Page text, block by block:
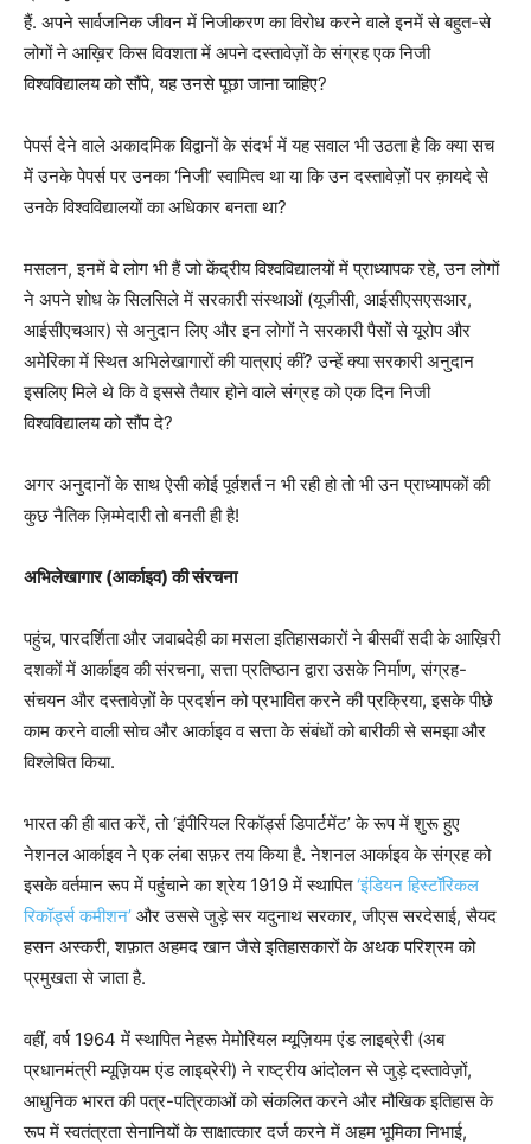
हैं. अपने सार्वजनिक जीवन में निजीकरण का विरोध करने वाले इनमें से बहुत-से
लोगों ने आख़िर किस विवशता में अपने दस्तावेज़ों के संग्रह एक निजी
विश्वविद्यालय को सौंपे, यह उनसे पूछा जाना चाहिए?
पेपर्स देने वाले अकादमिक विद्वानों के संदर्भ में यह सवाल भी उठता है कि क्या सच
में उनके पेपर्स पर उनका ‘निजी’ स्वामित्व था या कि उन दस्तावेज़ों पर क़ायदे से
उनके विश्वविद्यालयों का अधिकार बनता था?
मसलन, इनमें वे लोग भी हैं जो केंद्रीय विश्वविद्यालयों में प्राध्यापक रहे, उन लोगों
ने अपने शोध के सिलसिले में सरकारी संस्थाओं (यूजीसी, आईसीएसएसआर,
आईसीएचआर) से अनुदान लिए और इन लोगों ने सरकारी पैसों से यूरोप और
अमेरिका में स्थित अभिलेखागारों की यात्राएं कीं? उन्हें क्या सरकारी अनुदान
इसलिए मिले थे कि वे इससे तैयार होने वाले संग्रह को एक दिन निजी
विश्वविद्यालय को सौंप दे?
अगर अनुदानों के साथ ऐसी कोई पूर्वशर्त न भी रही हो तो भी उन प्राध्यापकों की
कुछ नैतिक ज़िम्मेदारी तो बनती ही है!
अभिलेखागार (आर्काइव) की संरचना
पहुंच, पारदर्शिता और जवाबदेही का मसला इतिहासकारों ने बीसवीं सदी के आख़िरी
दशकों में आर्काइव की संरचना, सत्ता प्रतिष्ठान द्वारा उसके निर्माण, संग्रह-
संचयन और दस्तावेज़ों के प्रदर्शन को प्रभावित करने की प्रक्रिया, इसके पीछे
काम करने वाली सोच और आर्काइव व सत्ता के संबंधों को बारीकी से समझा और
विश्लेषित किया.
भारत की ही बात करें, तो ‘इंपीरियल रिकॉर्ड्स डिपार्टमेंट’ के रूप में शुरू हुए
नेशनल आर्काइव ने एक लंबा सफ़र तय किया है. नेशनल आर्काइव के संग्रह को
इसके वर्तमान रूप में पहुंचाने का श्रेय 1919 में स्थापित‘इंडियन हिस्टॉरिकल
रिकॉर्ड्स कमीशन’ और उससे जुड़े सर यदुनाथ सरकार, जीएस सरदेसाई, सैयद
हसन अस्करी, शफ़ात अहमद खान जैसे इतिहासकारों के अथक परिश्रम को
प्रमुखता से जाता है.
वहीं, वर्ष 1964 में स्थापित नेहरू मेमोरियल म्यूज़ियम एंड लाइब्रेरी (अब
प्रधानमंत्री म्यूज़ियम एंड लाइब्रेरी) ने राष्ट्रीय आंदोलन से जुड़े दस्तावेज़ों,
आधुनिक भारत की पत्र-पत्रिकाओं को संकलित करने और मौखिक इतिहास के
रूप में स्वतंत्रता सेनानियों के साक्षात्कार दर्ज करने में अहम भूमिका निभाई,